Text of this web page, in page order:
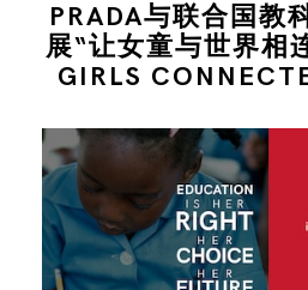
PRADA与联合国教
展“让女童与世界相
GIRLS